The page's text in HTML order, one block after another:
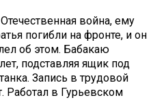
война, ему
погибли на фронте, и он
об этом. Бабакаю
подставляя ящик под
Запись в трудовой
Работал в Гурьевском